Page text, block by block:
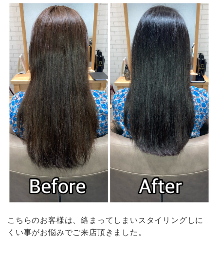
こちらのお客様は、絡まってしまいスタイリングしに
くい事がお悩みでご来店頂きました。